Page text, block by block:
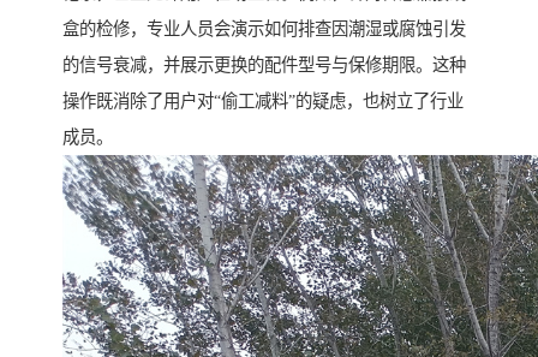
盒的检修，专业人员会演示如何排查因潮湿或腐蚀引发
的信号衰减，并展示更换的配件型号与保修期限。这种
操作既消除了用户对“偷工减料”的疑虑，也树立了行业
成员。